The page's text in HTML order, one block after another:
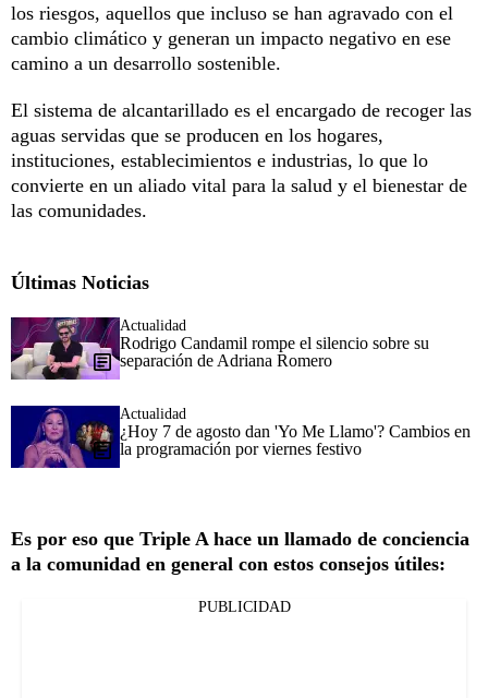
los riesgos, aquellos que incluso se han agravado con el
cambio climático y generan un impacto negativo en ese
camino a un desarrollo sostenible.
El sistema de alcantarillado es el encargado de recoger las
aguas servidas que se producen en los hogares,
instituciones, establecimientos e industrias, lo que lo
convierte en un aliado vital para la salud y el bienestar de
las comunidades.
Últimas Noticias
Actualidad
Rodrigo Candamil rompe el silencio sobre su
separación de Adriana Romero
Actualidad
¿Hoy 7 de agosto dan 'Yo Me Llamo'? Cambios en
la programación por viernes festivo
Es por eso que Triple A hace un llamado de conciencia
a la comunidad en general con estos consejos útiles:
PUBLICIDAD